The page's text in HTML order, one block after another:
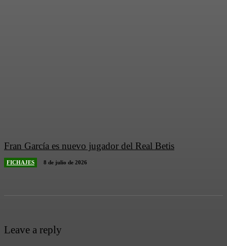
Fran García es nuevo jugador del Real Betis
FICHAJES 8 de julio de 2026
Leave a reply